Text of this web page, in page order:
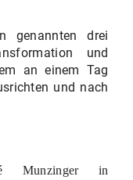
genannten drei
und
an einem Tag
und nach
Munzinger in